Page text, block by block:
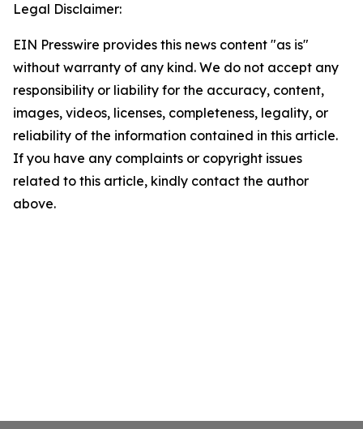
Legal Disclaimer:
EIN Presswire provides this news content "as is"
without warranty of any kind. We do not accept any
responsibility or liability for the accuracy, content,
images, videos, licenses, completeness, legality, or
reliability of the information contained in this article.
If you have any complaints or copyright issues
related to this article, kindly contact the author
above.